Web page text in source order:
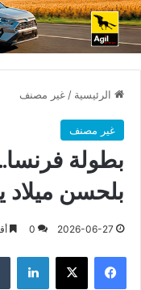
الرئيسية / غير مصنف
غير مصنف
بطولة
بلحسن ميلاد
2026-06-27
0
فيسبوك X